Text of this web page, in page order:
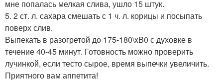
мне попалась мелкая слива, ушло 15 штук.
5. 2 ст. л. сахара смешать с 1 ч. л. корицы и посыпать
поверх слив.
Выпекать в разогретой до 175-180\xB0 с духовке в
течение 40-45 минут. Готовность можно проверить
лучинкой, если тесто сырое, время выпечки увеличить.
Приятного вам аппетита!